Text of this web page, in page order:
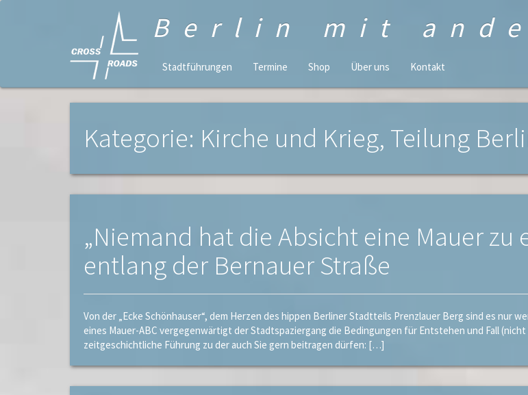
Berlin mit
Stadtführungen Termine Shop Über uns Kontakt
Kategorie: Kirche und Krieg, Teilung
„Niemand hat die Absicht eine Mauer zu
entlang der Bernauer Straße
Von der „Ecke Schönhauser“, dem Herzen des hippen Berliner Stadtteils Prenzlauer Berg sind es nur
eines Mauer-ABC vergegenwärtigt der Stadtspaziergang die Bedingungen für Entstehen und Fall
zeitgeschichtliche Führung zu der auch Sie gern beitragen dürfen: […]